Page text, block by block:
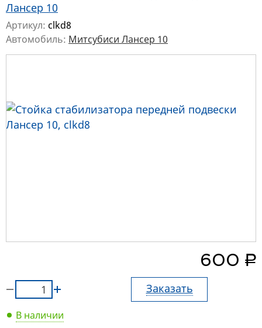
Лансер 10
Артикул: clkd8
Автомобиль: Митсубиси Лансер 10
600 руб.
Заказать
В наличии